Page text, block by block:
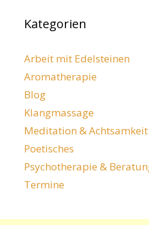
Kategorien
Arbeit mit Edelsteinen
Aromatherapie
Blog
Klangmassage
Meditation & Achtsamkeit
Poetisches
Psychotherapie &
Termine